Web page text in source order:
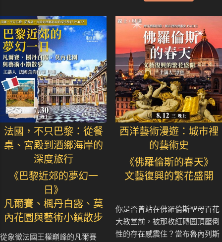
法國，不只巴黎：從餐
桌、宮殿到酒鄉海岸的
深度旅行
《巴黎近郊的夢幻一
日》
凡爾賽、楓丹白露、莫
內花園與藝術小鎮散步
從象徵法國王權巔峰的凡爾賽
西洋藝術漫遊：城市裡
的藝術史
《佛羅倫斯的春天》
文藝復興的繁花盛開
你是否曾站在佛羅倫斯聖母百花
大教堂前，被那枚紅磚圓頂壓倒
性的存在感震住？當布魯內列斯